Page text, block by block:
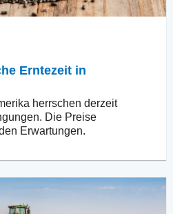
Erntezeit in
herrschen derzeit
Die Preise
Erwartungen.